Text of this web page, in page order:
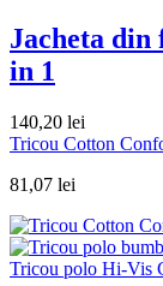
Jacheta din
in 1
140,20 lei
Tricou Cotton
81,07 lei
Tricou polo Hi-Vis